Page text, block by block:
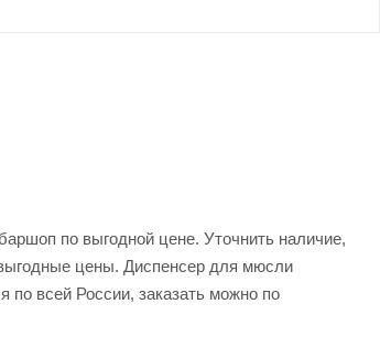
по выгодной цене. Уточнить наличие,
цены. Диспенсер для мюсли
по всей России, заказать можно по